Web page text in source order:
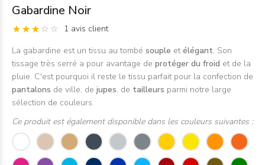
Gabardine Noir
1 avis client
La gabardine est un tissu au tombé souple etélégant. Son
tissage très serré a pour avantage de protéger du froid et de la
pluie. C'est pourquoi il reste le tissu parfait pour la confection de
pantalons de ville, de jupes, de tailleurs parmi notre large
sélection de couleurs.
Ce produit est également disponible dans les couleurs suivantes :